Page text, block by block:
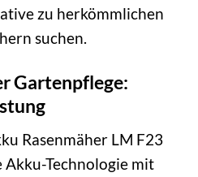
zu herkömmlichen
suchen.
Gartenpflege:
Rasenmäher LM F23
Technologie mit